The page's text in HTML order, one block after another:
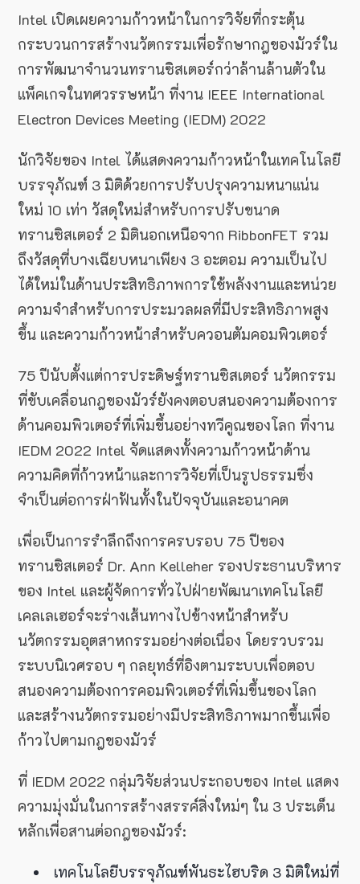
Intel เปิดเผยความก้าวหน้าในการวิจัยที่กระตุ้น
กระบวนการสร้างนวัตกรรมเพื่อรักษากฎของมัวร์ใน
การพัฒนาจำนวนทรานซิสเตอร์กว่าล้านล้านตัวใน
แพ็คเกจในทศวรรษหน้า ที่งาน IEEE International
Electron Devices Meeting (IEDM) 2022
นักวิจัยของ Intel ได้แสดงความก้าวหน้าในเทคโนโลยี
บรรจุภัณฑ์ 3 มิติด้วยการปรับปรุงความหนาแน่น
ใหม่ 10 เท่า วัสดุใหม่สำหรับการปรับขนาด
ทรานซิสเตอร์ 2 มิตินอกเหนือจาก RibbonFET รวม
ถึงวัสดุที่บางเฉียบหนาเพียง 3 อะตอม ความเป็นไป
ได้ใหม่ในด้านประสิทธิภาพการใช้พลังงานและหน่วย
ความจำสำหรับการประมวลผลที่มีประสิทธิภาพสูง
ขึ้น และความก้าวหน้าสำหรับควอนตัมคอมพิวเตอร์
75 ปีนับตั้งแต่การประดิษฐ์ทรานซิสเตอร์ นวัตกรรม
ที่ขับเคลื่อนกฎของมัวร์ยังคงตอบสนองความต้องการ
ด้านคอมพิวเตอร์ที่เพิ่มขึ้นอย่างทวีคูณของโลก ที่งาน
IEDM 2022 Intel จัดแสดงทั้งความก้าวหน้าด้าน
ความคิดที่ก้าวหน้าและการวิจัยที่เป็นรูปธรรมซึ่ง
จำเป็นต่อการฝ่าฟันทั้งในปัจจุบันและอนาคต
เพื่อเป็นการรำลึกถึงการครบรอบ 75 ปีของ
ทรานซิสเตอร์ Dr. Ann Kelleher รองประธานบริหาร
ของ Intel และผู้จัดการทั่วไปฝ่ายพัฒนาเทคโนโลยี
เคลเลเฮอร์จะร่างเส้นทางไปข้างหน้าสำหรับ
นวัตกรรมอุตสาหกรรมอย่างต่อเนื่อง โดยรวบรวม
ระบบนิเวศรอบ ๆ กลยุทธ์ที่อิงตามระบบเพื่อตอบ
สนองความต้องการคอมพิวเตอร์ที่เพิ่มขึ้นของโลก
และสร้างนวัตกรรมอย่างมีประสิทธิภาพมากขึ้นเพื่อ
ก้าวไปตามกฎของมัวร์
ที่ IEDM 2022 กลุ่มวิจัยส่วนประกอบของ Intel แสดง
ความมุ่งมั่นในการสร้างสรรค์สิ่งใหม่ๆ ใน 3 ประเด็น
หลักเพื่อสานต่อกฎของมัวร์:
เทคโนโลยีบรรจุภัณฑ์พันธะไฮบริด 3 มิติใหม่ที่